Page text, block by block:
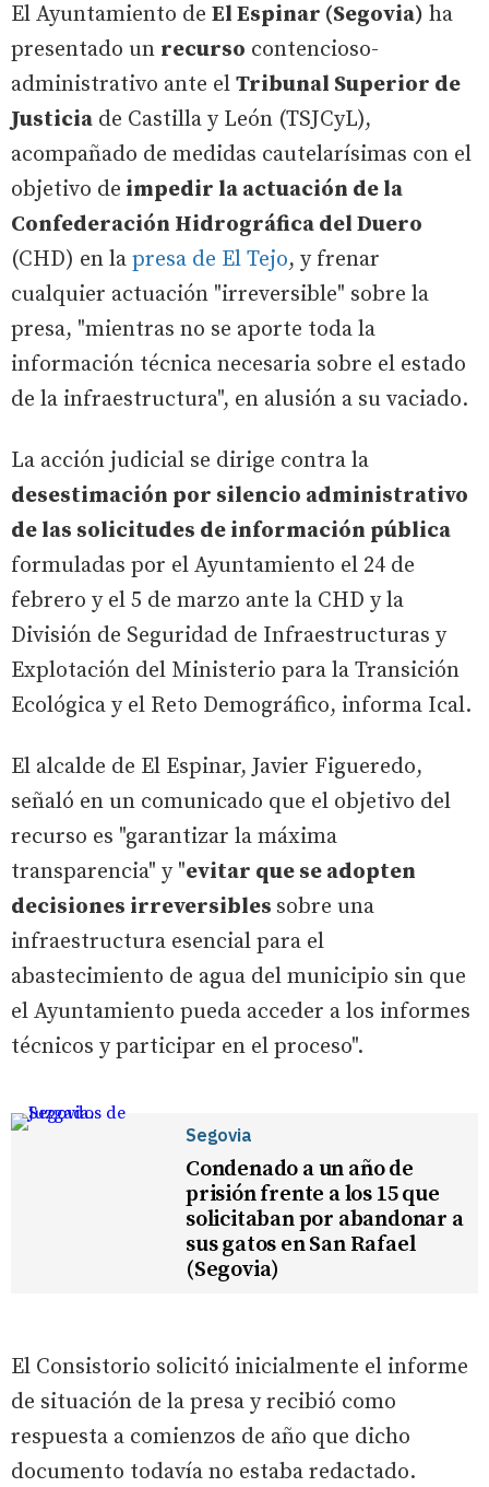
El Ayuntamiento de El Espinar (Segovia) ha
presentado un recurso contencioso-
administrativo ante el Tribunal Superior de
Justicia de Castilla y León (TSJCyL),
acompañado de medidas cautelarísimas con el
objetivo de impedir la actuación de la
Confederación Hidrográfica del Duero
(CHD) en la presa de El Tejo, y frenar
cualquier actuación "irreversible" sobre la
presa, "mientras no se aporte toda la
información técnica necesaria sobre el estado
de la infraestructura", en alusión a su vaciado.
La acción judicial se dirige contra la
desestimación por silencio administrativo
de las solicitudes de información pública
formuladas por el Ayuntamiento el 24 de
febrero y el 5 de marzo ante la CHD y la
División de Seguridad de Infraestructuras y
Explotación del Ministerio para la Transición
Ecológica y el Reto Demográfico, informa Ical.
El alcalde de El Espinar, Javier Figueredo,
señaló en un comunicado que el objetivo del
recurso es "garantizar la máxima
transparencia" y "evitar que se adopten
decisiones irreversibles sobre una
infraestructura esencial para el
abastecimiento de agua del municipio sin que
el Ayuntamiento pueda acceder a los informes
técnicos y participar en el proceso".
Segovia
Condenado a un año de
prisión frente a los 15 que
solicitaban por abandonar a
sus gatos en San Rafael
(Segovia)
El Consistorio solicitó inicialmente el informe
de situación de la presa y recibió como
respuesta a comienzos de año que dicho
documento todavía no estaba redactado.